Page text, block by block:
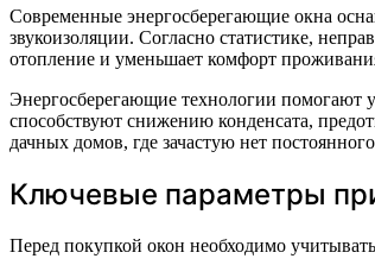
Современные энергосберегающие окна
звукоизоляции. Согласно статистике,
отопление и уменьшает комфорт
Энергосберегающие технологии помогают
способствуют снижению конденсата,
дачных домов, где зачастую нет
Ключевые параметры
Перед покупкой окон необходимо